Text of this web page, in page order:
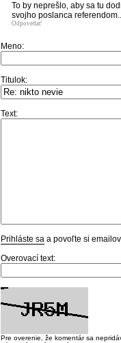
To by neprešlo, aby sa tu
svojho poslanca
Odpovedať
Meno:
Titulok:
Text:
Prihláste sa a povoľte si
Overovací text:
Pre overenie, že komentár sa